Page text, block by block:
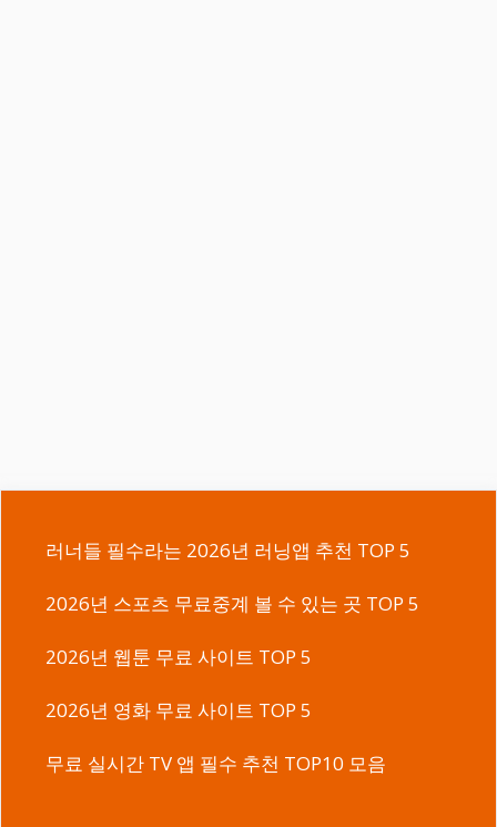
러너들 필수라는 2026년 러닝앱 추천 TOP 5
2026년 스포츠 무료중계 볼 수 있는 곳 TOP 5
2026년 웹툰 무료 사이트 TOP 5
2026년 영화 무료 사이트 TOP 5
무료 실시간 TV 앱 필수 추천 TOP10 모음